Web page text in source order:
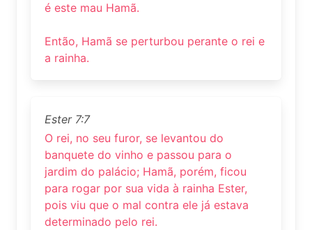
é este mau Hamã.
Então, Hamã se perturbou perante o rei e
a rainha.
Ester 7:7
O rei, no seu furor, se levantou do
banquete do vinho e passou para o
jardim do palácio; Hamã, porém, ficou
para rogar por sua vida à rainha Ester,
pois viu que o mal contra ele já estava
determinado pelo rei.